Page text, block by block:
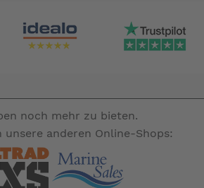
noch mehr zu bieten.
unsere anderen Online-Shops: